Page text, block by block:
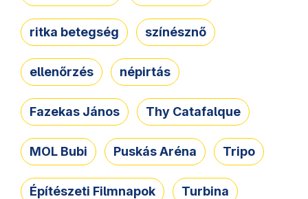
ritka betegség színésznő
ellenőrzés népirtás
Fazekas János Thy Catafalque
MOL Bubi Puskás Aréna Tripo
Építészeti Filmnapok Turbina